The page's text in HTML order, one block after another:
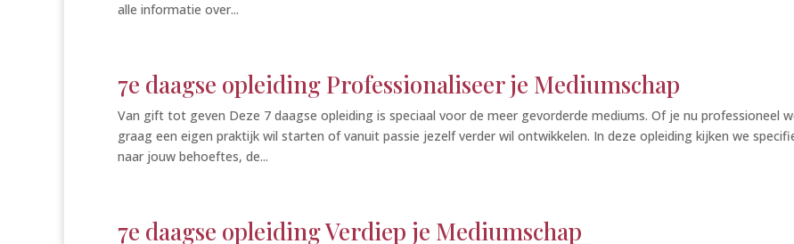
alle informatie over...
7e daagse opleiding Professionaliseer je Mediumschap
Van gift tot geven Deze 7 daagse opleiding is speciaal voor de meer gevorderde mediums. Of je nu professioneel
graag een eigen praktijk wil starten of vanuit passie jezelf verder wil ontwikkelen. In deze opleiding kijken we
naar jouw behoeftes, de...
7e daagse opleiding Verdiep je Mediumschap